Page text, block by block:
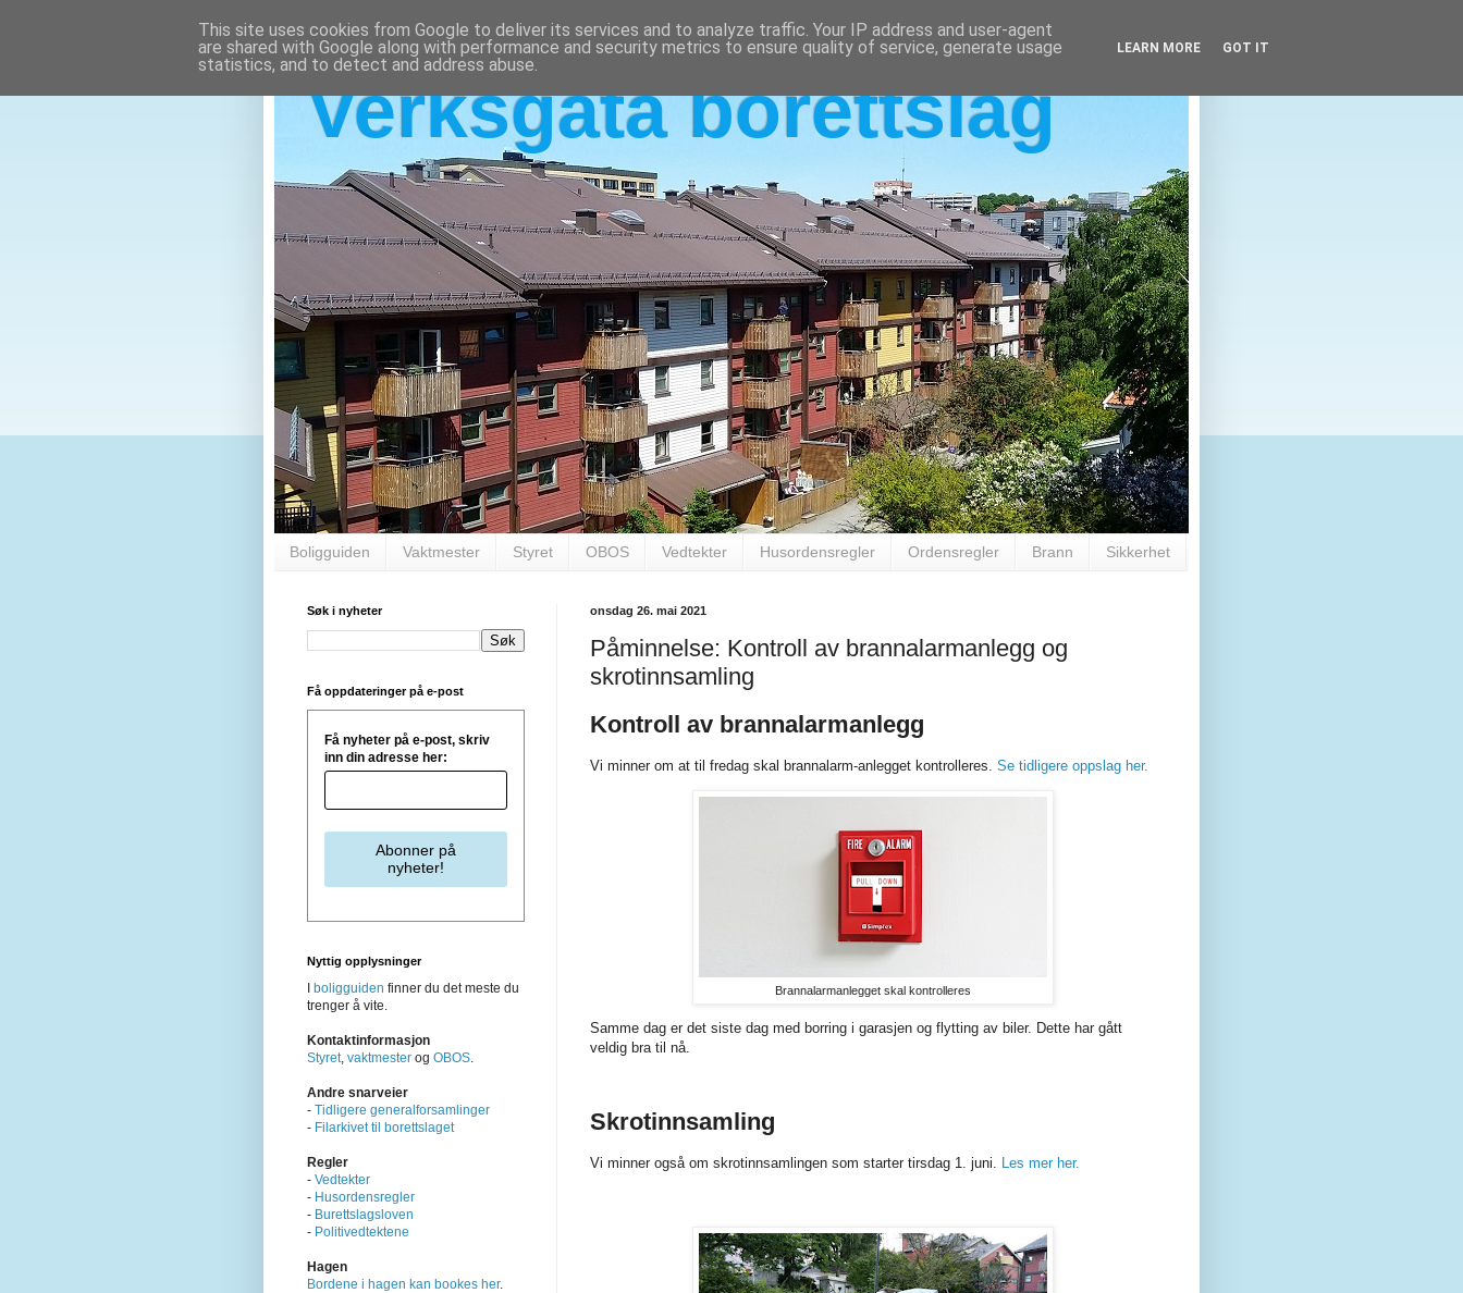
Verksgata borettslag
Boligguiden Vaktmester Styret OBOS Vedtekter Husordensregler Ordensregler Brann Sikkerhet
onsdag 26. mai 2021
Påminnelse: Kontroll av brannalarmanlegg og
skrotinnsamling
Kontroll av brannalarmanlegg
Vi minner om at til fredag skal brannalarm-anlegget kontrolleres. Se tidligere oppslag her.
Brannalarmanlegget skal kontrolleres
Samme dag er det siste dag med borring i garasjen og flytting av biler. Dette har gått
veldig bra til nå.
Skrotinnsamling
Vi minner også om skrotinnsamlingen som starter tirsdag 1. juni. Les mer her.
Søk i nyheter
Få oppdateringer på e-post
Få nyheter på e-post, skriv
inn din adresse her:
Nyttig opplysninger
boligguiden finner du det meste du
trenger å vite.
Kontaktinformasjon
Styret, vaktmester og OBOS.
Andre snarveier
- Tidligere generalforsamlinger
- Filarkivet til borettslaget
Regler
- Vedtekter
- Husordensregler
- Burettslagsloven
- Politivedtektene
Hagen
Bordene i hagen kan bookes her.
This site uses cookies from Google to deliver its services and to analyze traffic. Your IP address and user-agent
are shared with Google along with performance and security metrics to ensure quality of service, generate usage
statistics, and to detect and address abuse.
LEARN MORE GOT IT